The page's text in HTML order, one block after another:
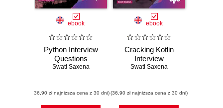
ebook
Python Interview
Questions
Swati Saxena
(36,90 zł najniższa cena z 30 dni)
ebook
Cracking Kotlin
Interview
Swati Saxena
(36,90 zł najniższa cena z 30 dni)